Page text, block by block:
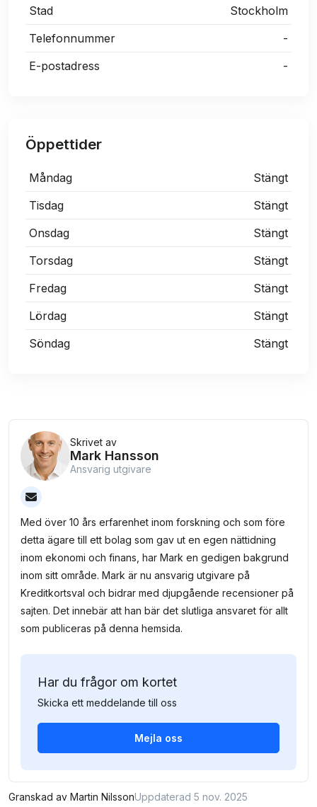
Stad
Stockholm
Telefonnummer
-
E-postadress
-
Öppettider
Måndag
Stängt
Tisdag
Stängt
Onsdag
Stängt
Torsdag
Stängt
Fredag
Stängt
Lördag
Stängt
Söndag
Stängt
Skrivet av
Mark Hansson
Ansvarig utgivare
Med över 10 års erfarenhet inom forskning och som före
detta ägare till ett bolag som gav ut en egen nättidning
inom ekonomi och finans, har Mark en gedigen bakgrund
inom sitt område. Mark är nu ansvarig utgivare på
Kreditkortsval och bidrar med djupgående recensioner på
sajten. Det innebär att han bär det slutliga ansvaret för allt
som publiceras på denna hemsida.
Har du frågor om kortet
Skicka ett meddelande till oss
Mejla oss
Granskad av Martin NilssonUppdaterad 5 nov. 2025